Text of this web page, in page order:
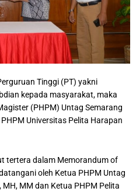
Tinggi (PT) yakni
kepada masyarakat, maka
(PHPM) Untag Semarang
Universitas Pelita Harapan
tertera dalam Memorandum of
oleh Ketua PHPM Untag
MM dan Ketua PHPM Pelita